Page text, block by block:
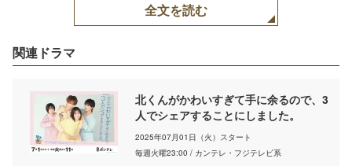
全文を読む
関連ドラマ
北くんがかわいすぎて手に余るので、3
人でシェアすることにしました。
2025年07月01日（火）スタート
毎週火曜23:00 / カンテレ・フジテレビ系